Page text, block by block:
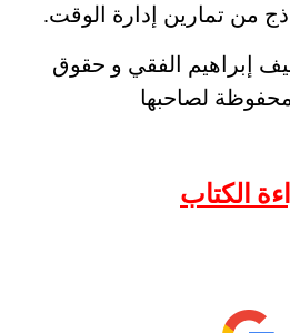
من تمارين إدارة الوقت.
إبراهيم الفقي و حقوق
محفوظة لصاحبها
الكتاب